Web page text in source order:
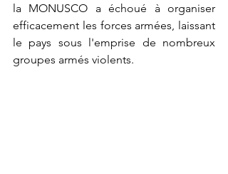
la MONUSCO a échoué à organiser
efficacement les forces armées, laissant
le pays sous l'emprise de nombreux
groupes armés violents.